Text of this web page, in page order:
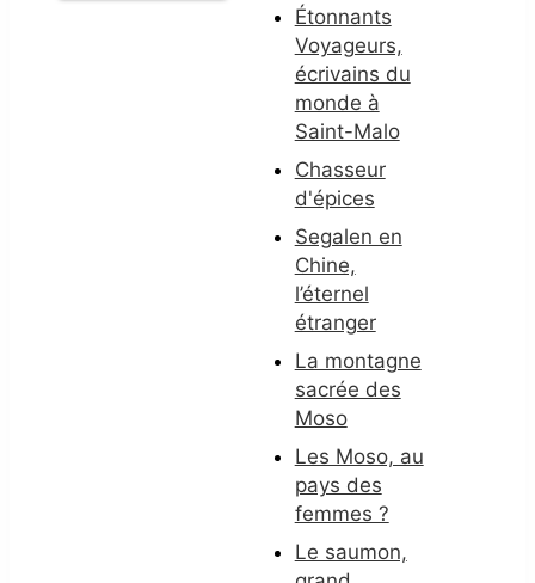
Étonnants
Voyageurs,
écrivains du
monde à
Saint-Malo
Chasseur
d'épices
Segalen en
Chine,
l’éternel
étranger
La montagne
sacrée des
Moso
Les Moso, au
pays des
femmes ?
Le saumon,